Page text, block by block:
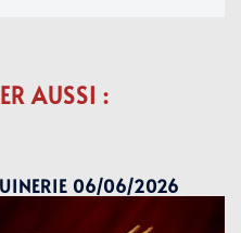
AUSSI :
06/06/2026